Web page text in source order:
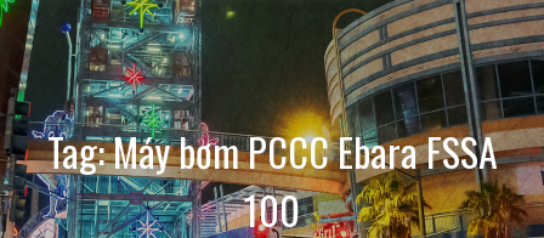
Tag:Máy bơm PCCC Ebara FSSA
100